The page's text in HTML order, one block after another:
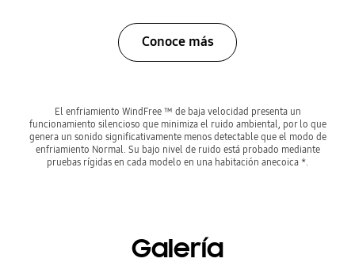
Conoce más
El enfriamiento WindFree ™ de baja velocidad presenta un
funcionamiento silencioso que minimiza el ruido ambiental, por lo que
genera un sonido significativamente menos detectable que el modo de
enfriamiento Normal. Su bajo nivel de ruido está probado mediante
pruebas rígidas en cada modelo en una habitación anecoica *.
Galería